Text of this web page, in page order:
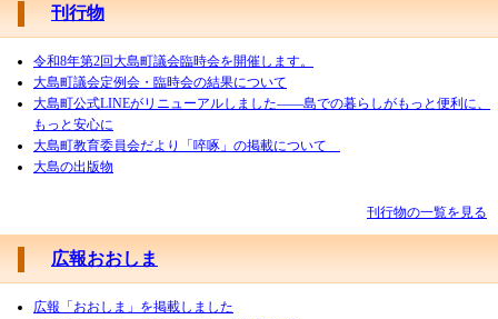
刊行物
令和8年第2回大島町議会臨時会を開催します。
大島町議会定例会・臨時会の結果について
大島町公式LINEがリニューアルしました――島での暮らしがもっと便利に、
もっと安心に
大島町教育委員会だより「啐啄」の掲載について
大島の出版物
刊行物の一覧を見る
広報おおしま
広報「おおしま」を掲載しました